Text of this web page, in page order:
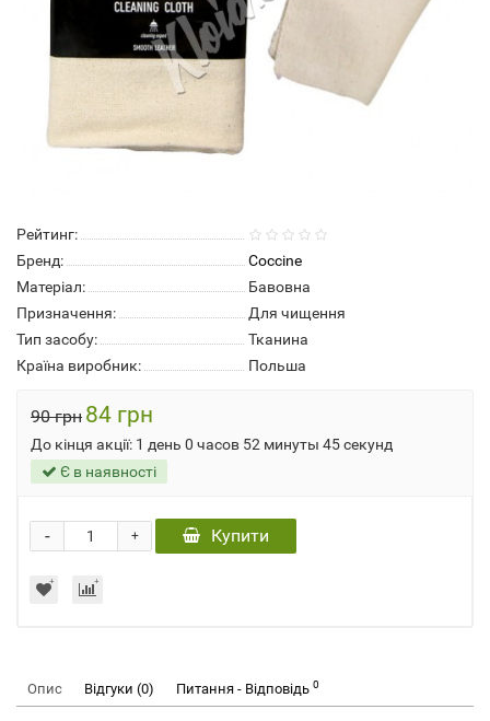
Рейтинг:
Бренд:
Coccine
Матеріал:
Бавовна
Призначення:
Для чищення
Тип засобу:
Тканина
Країна виробник:
Польша
90 грн 84 грн
До кінця акції: 1 день 0 часов 52 минуты 45 секунд
Є в наявності
+
- Купити
Опис Відгуки (0) Питання - Відповідь 0